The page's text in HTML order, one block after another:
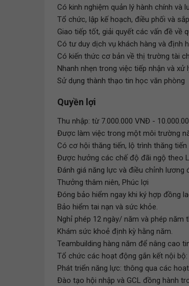
Có kinh nghiệm quản lý hành chính và
Tổ chức, lập kế hoạch, điều phối và
Giao tiếp tốt, giải quyết các vấn đề về
Có tư duy dịch vụ khách hàng và định
Có kiến thức cơ bản về thị trường tài
Nhanh nhẹn trong việc tiếp nhận và xử
Sử dụng thành thạo tin học văn phòng
Quyền lợi
Thu nhập: từ 7.000.000 VNĐ -
Được làm việc trong một môi trường
Có cơ hội thăng tiến, lộ trình thăng tiến
Được hưởng các chế độ đãi ngộ theo
Đánh giá năng lực và điều chỉnh lương
Thưởng thâm niên, Phúc lợi
Đóng bảo hiểm ngay khi ký hợp đồng
Bảo hiểm tai nạn và sức khỏe.
Nghỉ phép 12 ngày/ năm và phép năm
Khám sức khoẻ định kỳ hằng năm.
Teambuilding hàng năm để nâng cao
Tổ chức các hoạt động gắn kết nội bộ:
Phát triển năng lực: thông qua các
Đào tạo hội nhập và GCL đồng hành